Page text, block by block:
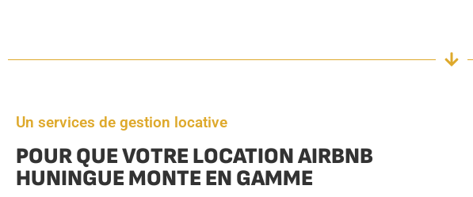
Un services de gestion locative
POUR QUE VOTRE LOCATION AIRBNB
HUNINGUE MONTE EN GAMME